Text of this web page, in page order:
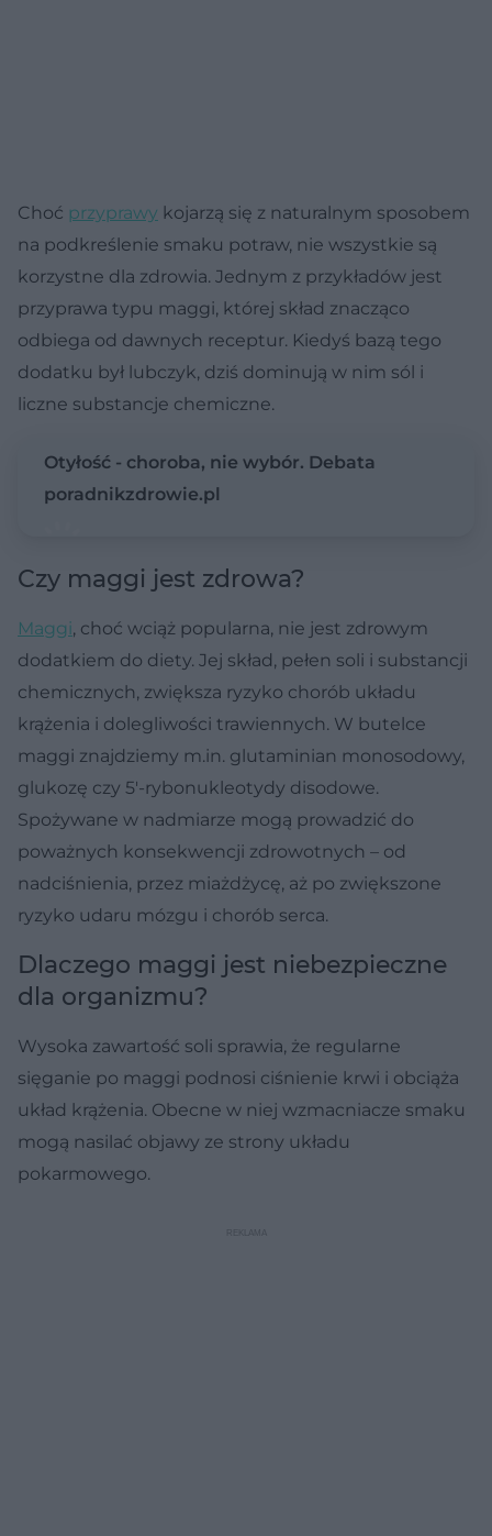
Choć przyprawy kojarzą się z naturalnym sposobem
na podkreślenie smaku potraw, nie wszystkie są
korzystne dla zdrowia. Jednym z przykładów jest
przyprawa typu maggi, której skład znacząco
odbiega od dawnych receptur. Kiedyś bazą tego
dodatku był lubczyk, dziś dominują w nim sól i
liczne substancje chemiczne.
Otyłość - choroba, nie wybór. Debata
poradnikzdrowie.pl
Czy maggi jest zdrowa?
Maggi, choć wciąż popularna, nie jest zdrowym
dodatkiem do diety. Jej skład, pełen soli i substancji
chemicznych, zwiększa ryzyko chorób układu
krążenia i dolegliwości trawiennych. W butelce
maggi znajdziemy m.in. glutaminian monosodowy,
glukozę czy 5'-rybonukleotydy disodowe.
Spożywane w nadmiarze mogą prowadzić do
poważnych konsekwencji zdrowotnych – od
nadciśnienia, przez miażdżycę, aż po zwiększone
ryzyko udaru mózgu i chorób serca.
Dlaczego maggi jest niebezpieczne
dla organizmu?
Wysoka zawartość soli sprawia, że regularne
sięganie po maggi podnosi ciśnienie krwi i obciąża
układ krążenia. Obecne w niej wzmacniacze smaku
mogą nasilać objawy ze strony układu
pokarmowego.